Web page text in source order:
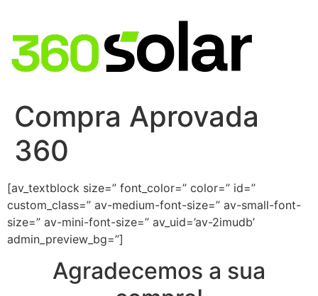
Compra Aprovada
360
[av_textblock size=” font_color=” color=” id=”
custom_class=” av-medium-font-size=” av-small-font-
size=” av-mini-font-size=” av_uid=’av-2imudb’
admin_preview_bg=”]
Agradecemos a sua